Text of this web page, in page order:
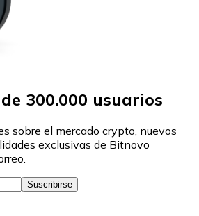
300.000 usuarios
sobre el mercado crypto, nuevos
exclusivas de Bitnovo
Suscribirse